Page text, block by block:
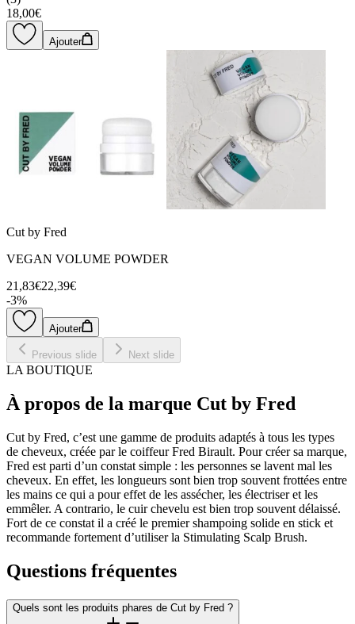
18,00€
Ajouter
Cut by Fred
VEGAN VOLUME POWDER
21,83€22,39€
-3%
Ajouter
Previous slide Next slide
LA BOUTIQUE
À propos de la marque Cut by Fred
Cut by Fred, c’est une gamme de produits adaptés à tous les types
de cheveux, créée par le coiffeur Fred Birault. Pour créer sa marque,
Fred est parti d’un constat simple : les personnes se lavent mal les
cheveux. En effet, les longueurs sont bien trop souvent frottées entre
les mains ce qui a pour effet de les assécher, les électriser et les
emmêler. A contrario, le cuir chevelu est bien trop souvent délaissé.
Fort de ce constat il a créé le premier shampoing solide en stick et
recommande fortement d’utiliser la Stimulating Scalp Brush.
Questions fréquentes
Quels sont les produits phares de Cut by Fred ?